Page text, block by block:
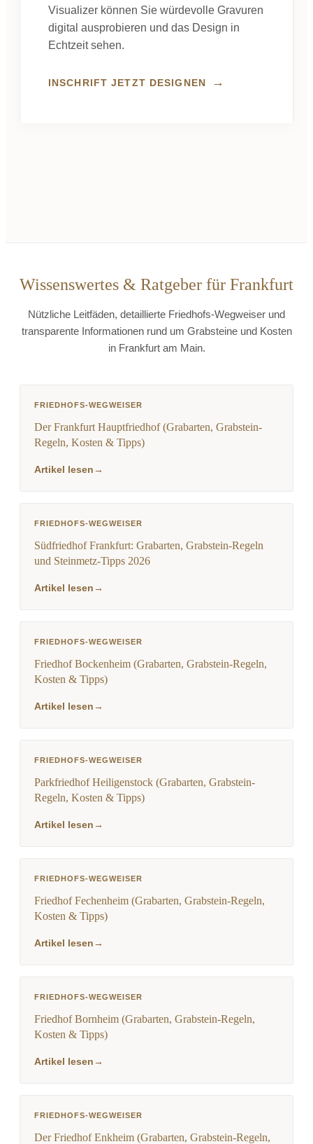
Visualizer können Sie würdevolle Gravuren
digital ausprobieren und das Design in
Echtzeit sehen.
INSCHRIFT JETZT DESIGNEN →
Wissenswertes & Ratgeber für Frankfurt
Nützliche Leitfäden, detaillierte Friedhofs-Wegweiser und
transparente Informationen rund um Grabsteine und Kosten
in Frankfurt am Main.
FRIEDHOFS-WEGWEISER
Der Frankfurt Hauptfriedhof (Grabarten, Grabstein-
Regeln, Kosten & Tipps)
Artikel lesen→
FRIEDHOFS-WEGWEISER
Südfriedhof Frankfurt: Grabarten, Grabstein-Regeln
und Steinmetz-Tipps 2026
Artikel lesen→
FRIEDHOFS-WEGWEISER
Friedhof Bockenheim (Grabarten, Grabstein-Regeln,
Kosten & Tipps)
Artikel lesen→
FRIEDHOFS-WEGWEISER
Parkfriedhof Heiligenstock (Grabarten, Grabstein-
Regeln, Kosten & Tipps)
Artikel lesen→
FRIEDHOFS-WEGWEISER
Friedhof Fechenheim (Grabarten, Grabstein-Regeln,
Kosten & Tipps)
Artikel lesen→
FRIEDHOFS-WEGWEISER
Friedhof Bornheim (Grabarten, Grabstein-Regeln,
Kosten & Tipps)
Artikel lesen→
FRIEDHOFS-WEGWEISER
Der Friedhof Enkheim (Grabarten, Grabstein-Regeln,